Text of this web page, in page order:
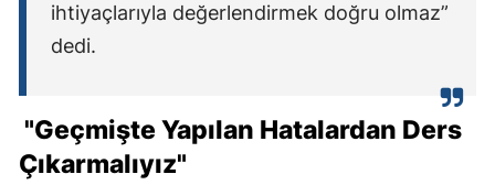
ihtiyaçlarıyla değerlendirmek doğru olmaz”
dedi.
"Geçmişte Yapılan Hatalardan Ders
Çıkarmalıyız"